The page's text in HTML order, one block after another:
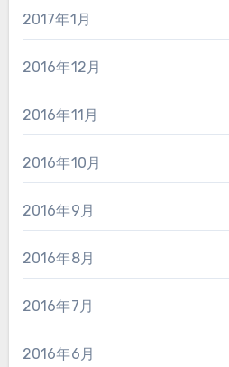
2017年1月
2016年12月
2016年11月
2016年10月
2016年9月
2016年8月
2016年7月
2016年6月